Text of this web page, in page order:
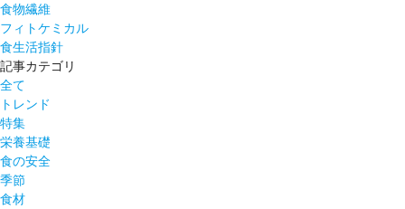
食物繊維
フィトケミカル
食生活指針
記事カテゴリ
全て
トレンド
特集
栄養基礎
食の安全
季節
食材